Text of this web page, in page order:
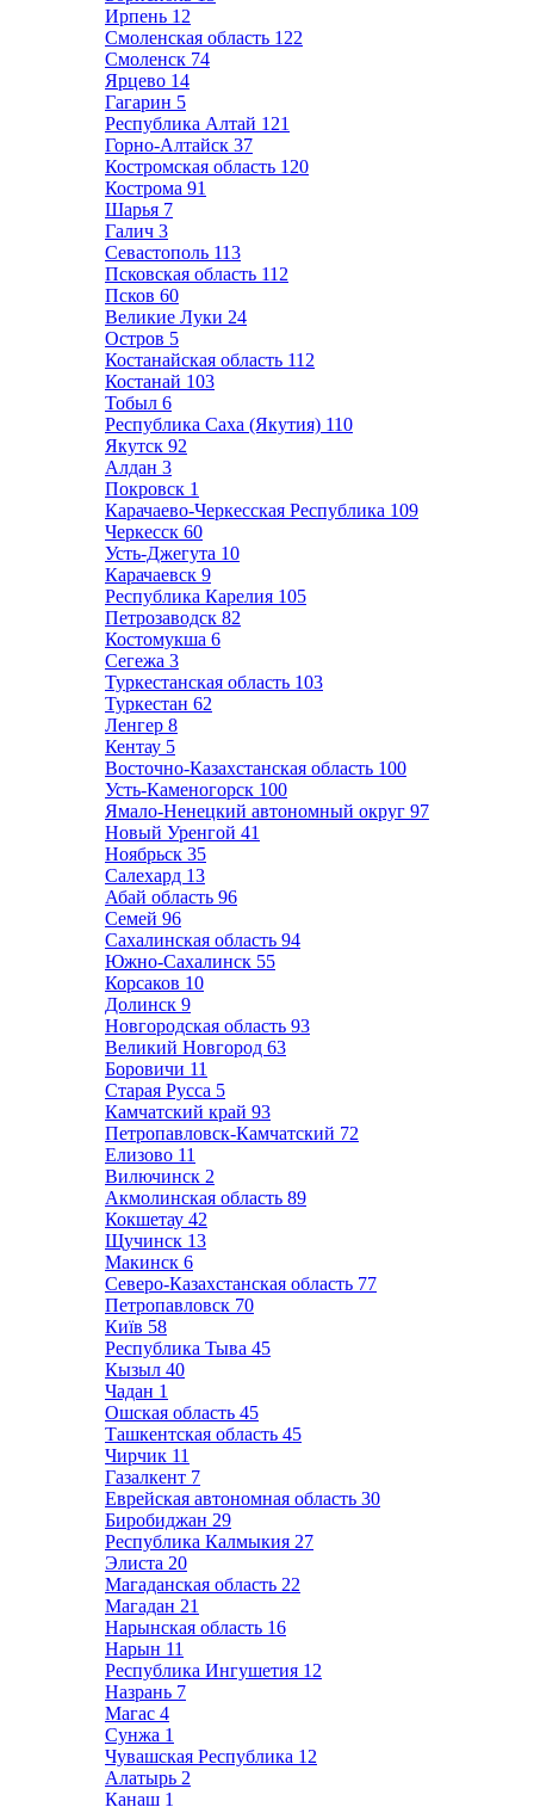
Ирпень 12
Смоленская область 122
Смоленск 74
Ярцево 14
Гагарин 5
Республика Алтай 121
Горно-Алтайск 37
Костромская область 120
Кострома 91
Шарья 7
Галич 3
Севастополь 113
Псковская область 112
Псков 60
Великие Луки 24
Остров 5
Костанайская область 112
Костанай 103
Тобыл 6
Республика Саха (Якутия) 110
Якутск 92
Алдан 3
Покровск 1
Карачаево-Черкесская Республика 109
Черкесск 60
Усть-Джегута 10
Карачаевск 9
Республика Карелия 105
Петрозаводск 82
Костомукша 6
Сегежа 3
Туркестанская область 103
Туркестан 62
Ленгер 8
Кентау 5
Восточно-Казахстанская область 100
Усть-Каменогорск 100
Ямало-Ненецкий автономный округ 97
Новый Уренгой 41
Ноябрьск 35
Салехард 13
Абай область 96
Семей 96
Сахалинская область 94
Южно-Сахалинск 55
Корсаков 10
Долинск 9
Новгородская область 93
Великий Новгород 63
Боровичи 11
Старая Русса 5
Камчатский край 93
Петропавловск-Камчатский 72
Елизово 11
Вилючинск 2
Акмолинская область 89
Кокшетау 42
Щучинск 13
Макинск 6
Северо-Казахстанская область 77
Петропавловск 70
Київ 58
Республика Тыва 45
Кызыл 40
Чадан 1
Ошская область 45
Ташкентская область 45
Чирчик 11
Газалкент 7
Еврейская автономная область 30
Биробиджан 29
Республика Калмыкия 27
Элиста 20
Магаданская область 22
Магадан 21
Нарынская область 16
Нарын 11
Республика Ингушетия 12
Назрань 7
Магас 4
Сунжа 1
Чувашская Республика 12
Алатырь 2
Канаш 1